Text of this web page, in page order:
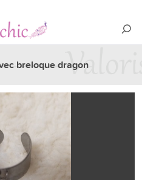
breloque dragon